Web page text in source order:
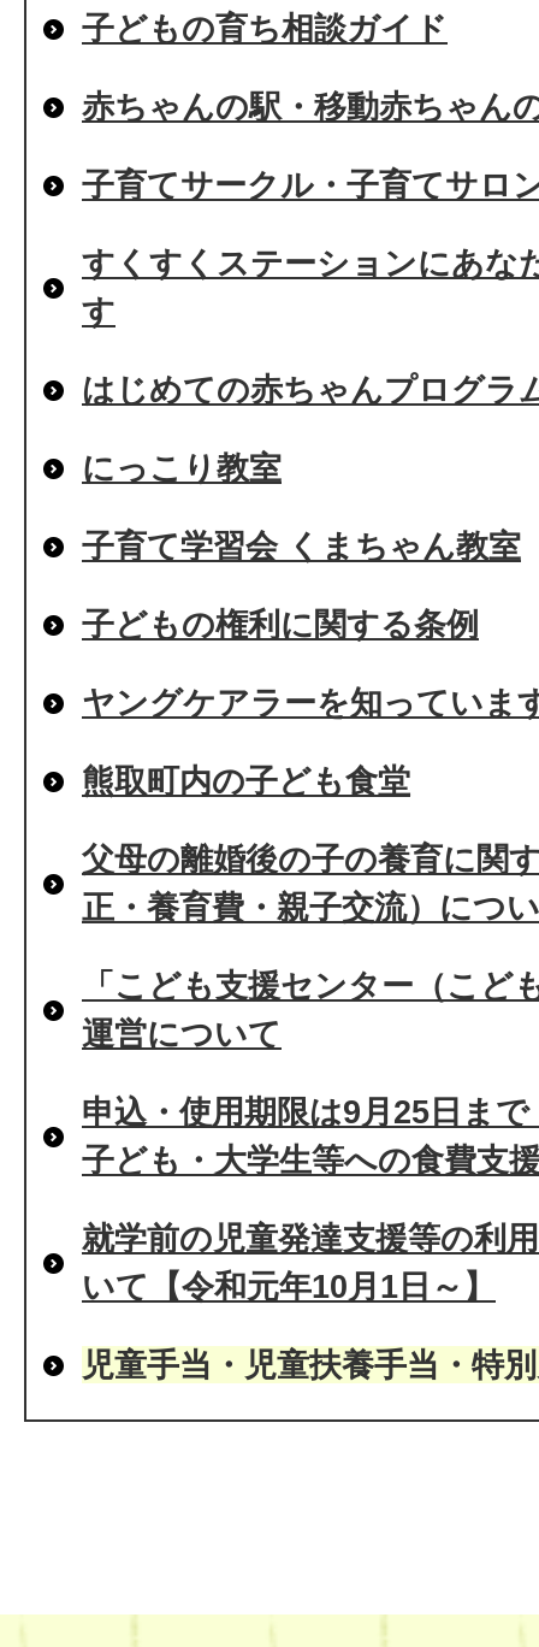
子どもの育ち相談ガイド
赤ちゃんの駅・移動赤ちゃん
子育てサークル・子育てサロ
すくすくステーションにあな
す
はじめての赤ちゃんプログラ
にっこり教室
子育て学習会 くまちゃん教室
子どもの権利に関する条例
ヤングケアラーを知っていま
熊取町内の子ども食堂
父母の離婚後の子の養育に関
正・養育費・親子交流）につ
「こども支援センター（こど
運営について
申込・使用期限は9月25日ま
子ども・大学生等への食費支
就学前の児童発達支援等の利
いて【令和元年10月1日～】
児童手当・児童扶養手当・特